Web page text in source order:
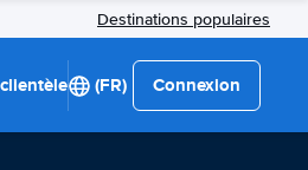
Destinations populaires
(FR) Connexion